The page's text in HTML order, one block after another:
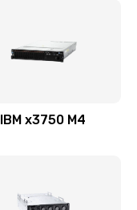
IBM x3750 M4